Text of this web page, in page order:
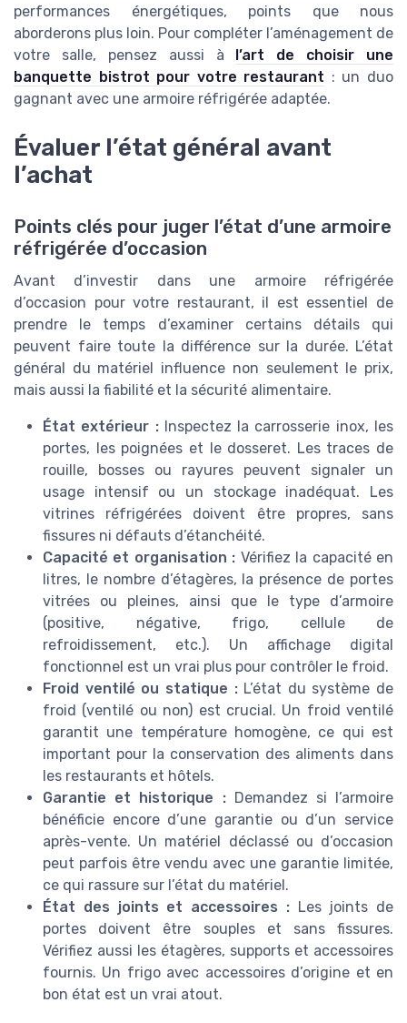
performances énergétiques, points que nous
aborderons plus loin. Pour compléter l’aménagement de
votre salle, pensez aussi à
l’art de choisir une
banquette bistrot pour votre restaurant : un duo
gagnant avec une armoire réfrigérée adaptée.
Évaluer l’état général avant
l’achat
Points clés pour juger l’état d’une armoire
réfrigérée d’occasion
Avant d’investir dans une armoire réfrigérée
d’occasion pour votre restaurant, il est essentiel de
prendre le temps d’examiner certains détails qui
peuvent faire toute la différence sur la durée. L’état
général du matériel influence non seulement le prix,
mais aussi la fiabilité et la sécurité alimentaire.
État extérieur :Inspectez la carrosserie inox, les
portes, les poignées et le dosseret. Les traces de
rouille, bosses ou rayures peuvent signaler un
usage intensif ou un stockage inadéquat. Les
vitrines réfrigérées doivent être propres, sans
fissures ni défauts d’étanchéité.
Capacité et organisation : Vérifiez la capacité en
litres, le nombre d’étagères, la présence de portes
vitrées ou pleines, ainsi que le type d’armoire
(positive, négative, frigo, cellule de
refroidissement, etc.). Un affichage digital
fonctionnel est un vrai plus pour contrôler le froid.
Froid ventilé ou statique :L’état du système de
froid (ventilé ou non) est crucial. Un froid ventilé
garantit une température homogène, ce qui est
important pour la conservation des aliments dans
les restaurants et hôtels.
Garantie et historique :Demandez si l’armoire
bénéficie encore d’une garantie ou d’un service
après-vente. Un matériel déclassé ou d’occasion
peut parfois être vendu avec une garantie limitée,
ce qui rassure sur l’état du matériel.
État des joints et accessoires :Les joints de
portes doivent être souples et sans fissures.
Vérifiez aussi les étagères, supports et accessoires
fournis. Un frigo avec accessoires d’origine et en
bon état est un vrai atout.